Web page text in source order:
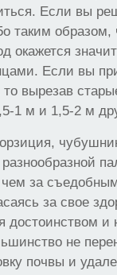
Если вы
таким
окажется
Если вы
то вырезав
1 м и 1,5-2 м
за
за свое
достоинством
не
почвы и